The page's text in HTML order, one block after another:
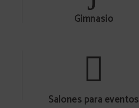
Gimnasio
Salones para eventos